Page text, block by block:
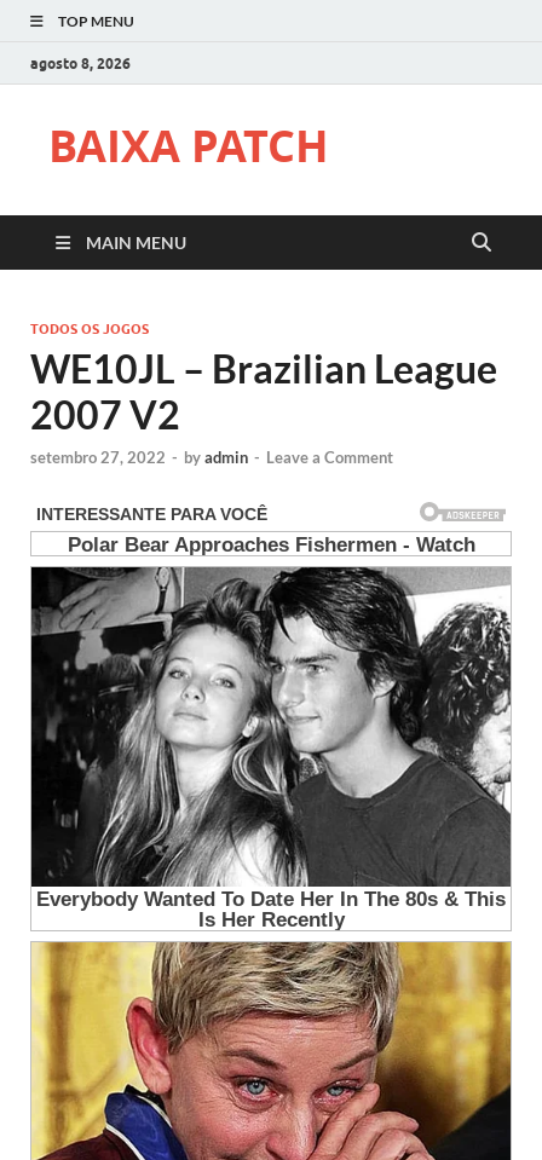
TOP MENU
agosto 8, 2026
BAIXA PATCH
MAIN MENU
TODOS OS JOGOS
WE10JL – Brazilian League
2007 V2
setembro 27, 2022 - byadmin - Leave a Comment